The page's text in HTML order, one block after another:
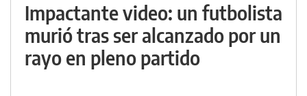
Impactante video: un futbolista
murió tras ser alcanzado por un
rayo en pleno partido